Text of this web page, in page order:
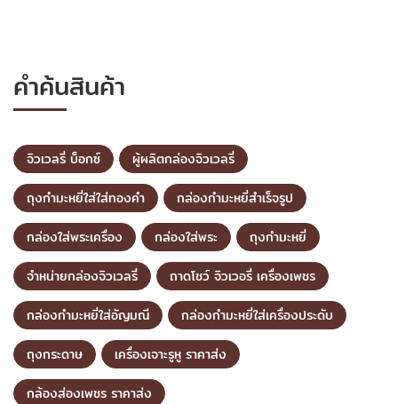
คำค้นสินค้า
จิวเวลรี่ บ็อกซ์
ผู้ผลิตกล่องจิวเวลรี่
ถุงกำมะหยี่ใส่ใส่ทองคำ
กล่องกำมะหยี่สำเร็จรูป
กล่องใส่พระเครื่อง
กล่องใส่พระ
ถุงกำมะหยี่
จำหน่ายกล่องจิวเวลรี่
ถาดโชว์ จิวเวอรี่ เครื่องเพชร
กล่องกำมะหยี่ใส่อัญมณี
กล่องกำมะหยี่ใส่เครื่องประดับ
ถุงกระดาษ
เครื่องเจาะรูหู ราคาส่ง
กล้องส่องเพชร ราคาส่ง